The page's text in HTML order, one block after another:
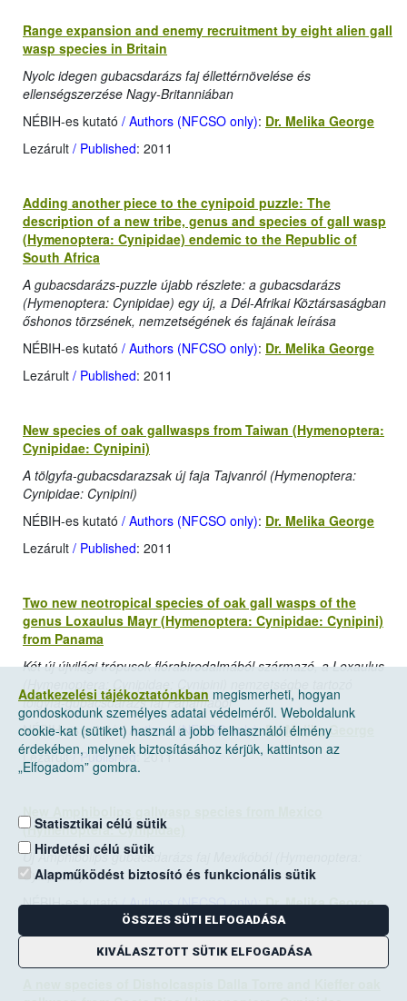
Range expansion and enemy recruitment by eight alien gall
wasp species in Britain
Nyolc idegen gubacsdarázs faj éllettérnövelése és
ellenségszerzése Nagy-Britanniában
NÉBIH-es kutató / Authors (NFCSO only): Dr. Melika George
Lezárult / Published: 2011
Adding another piece to the cynipoid puzzle: The
description of a new tribe, genus and species of gall wasp
(Hymenoptera: Cynipidae) endemic to the Republic of
South Africa
A gubacsdarázs-puzzle újabb részlete: a gubacsdarázs
(Hymenoptera: Cynipidae) egy új, a Dél-Afrikai Köztársaságban
őshonos törzsének, nemzetségének és fajának leírása
NÉBIH-es kutató / Authors (NFCSO only): Dr. Melika George
Lezárult / Published: 2011
New species of oak gallwasps from Taiwan (Hymenoptera:
Cynipidae: Cynipini)
A tölgyfa-gubacsdarazsak új faja Tajvanról (Hymenoptera:
Cynipidae: Cynipini)
NÉBIH-es kutató / Authors (NFCSO only): Dr. Melika George
Lezárult / Published: 2011
Two new neotropical species of oak gall wasps of the
genus Loxaulus Mayr (Hymenoptera: Cynipidae: Cynipini)
from Panama
Két új újvilági trópusok flórabirodalmából származó, a Loxaulus
tölgyfa-gubacsdarázs faj Panamából
NÉBIH-es kutató/ Authors (NFCSO only):Dr. Melika George
Lezárult/ Published : 2011
New Amphibolips gallwasp species from Mexico
(Hymenoptera: Cynipidae)
Új Amphibolips gubacsdarázs faj Mexikóból (Hymenoptera:
Cynipidae)
NÉBIH-es kutató/ Authors (NFCSO only):Dr. Melika George
/ Published: 2011
Adatkezelési tájékoztatónkban megismerheti, hogyan
gondoskodunk személyes adatai védelméről. Weboldalunk
cookie-kat (sütiket) használ a jobb felhasználói élmény
érdekében, melynek biztosításához kérjük, kattintson az
„Elfogadom” gombra.
Statisztikai célú sütik
Hirdetési célú sütik
Alapműködést biztosító és funkcionális sütik
ÖSSZES SÜTI ELFOGADÁSA
KIVÁLASZTOTT SÜTIK ELFOGADÁSA